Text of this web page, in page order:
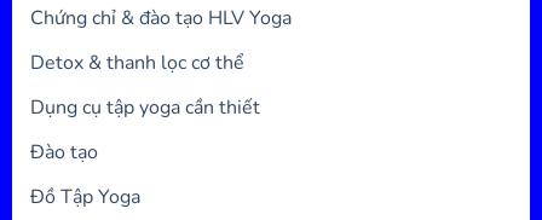
Chứng chỉ & đào tạo HLV Yoga
Detox & thanh lọc cơ thể
Dụng cụ tập yoga cần thiết
Đào tạo
Đồ Tập Yoga